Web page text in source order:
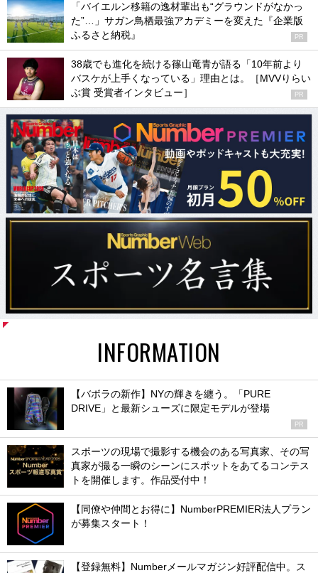
「バイエルン移籍の逸材輩出も“グラウンドがなかっ
た”…」サガン鳥栖最強アカデミーを変えた『企業版
ふるさと納税』
PR
38歳でも進化を続ける篠山竜青が語る「10年前より
バスケが上手くなっている」理由とは。［MVVりらい
ぶ賞 受賞者インタビュー］
PR
INFORMATION
【バボラの新作】NYの輝きを纏う。「PURE
DRIVE」と最新シューズに限定モデルが登場
PR
スポーツの現場で撮影する機会のある写真家、その写
真家が撮る一瞬のシーンにスポットをあてるコンテス
トを開催します。作品受付中！
【同僚や仲間とお得に】NumberPREMIER法人プラン
が募集スタート！
【登録無料】Numberメールマガジン好評配信中。ス